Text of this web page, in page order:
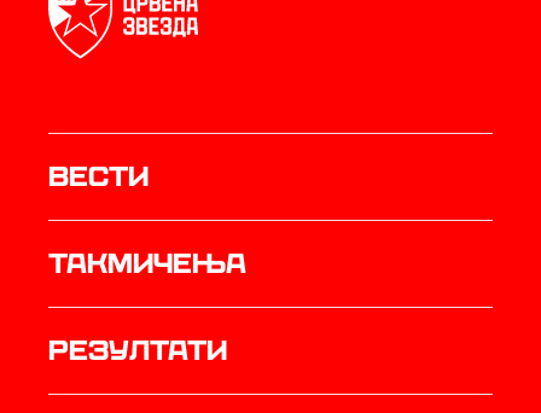
Вести
Такмичења
резултати